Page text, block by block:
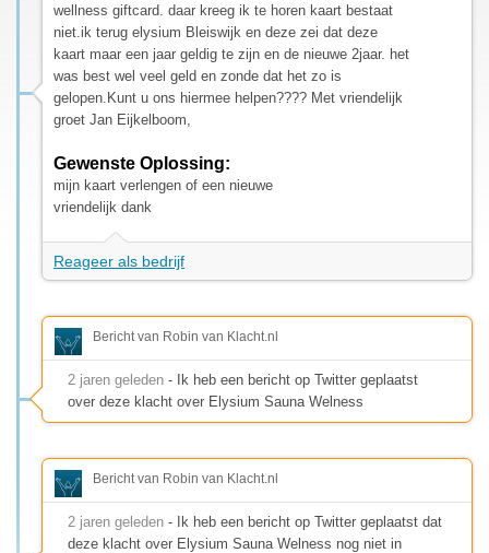
wellness giftcard. daar kreeg ik te horen kaart bestaat
niet.ik terug elysium Bleiswijk en deze zei dat deze
kaart maar een jaar geldig te zijn en de nieuwe 2jaar. het
was best wel veel geld en zonde dat het zo is
gelopen.Kunt u ons hiermee helpen???? Met vriendelijk
groet Jan Eijkelboom,
Gewenste Oplossing:
mijn kaart verlengen of een nieuwe
vriendelijk dank
Reageer als bedrijf
Bericht van Robin van Klacht.nl
2 jaren geleden - Ik heb een bericht op Twitter geplaatst
over deze klacht over Elysium Sauna Welness
Bericht van Robin van Klacht.nl
2 jaren geleden - Ik heb een bericht op Twitter geplaatst dat
deze klacht over Elysium Sauna Welness nog niet in